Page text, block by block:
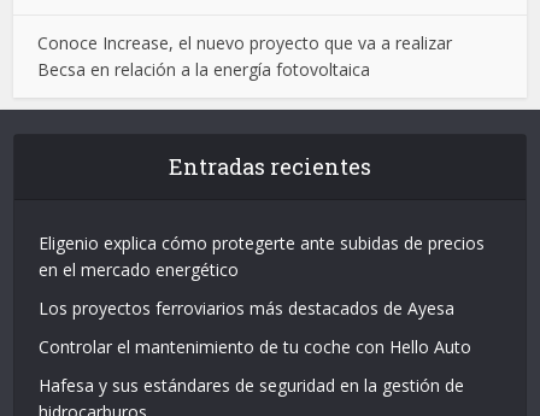
Conoce Increase, el nuevo proyecto que va a realizar
Becsa en relación a la energía fotovoltaica
Entradas recientes
Eligenio explica cómo protegerte ante subidas de precios
en el mercado energético
Los proyectos ferroviarios más destacados de Ayesa
Controlar el mantenimiento de tu coche con Hello Auto
Hafesa y sus estándares de seguridad en la gestión de